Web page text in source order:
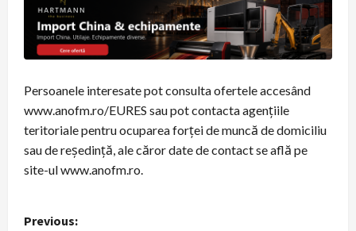
Persoanele interesate pot consulta ofertele accesând
www.anofm.ro/EURES sau pot contacta agenţiile
teritoriale pentru ocuparea forţei de muncă de domiciliu
sau de reşedinţă, ale căror date de contact se află pe
site-ul www.anofm.ro.
P
Previous: